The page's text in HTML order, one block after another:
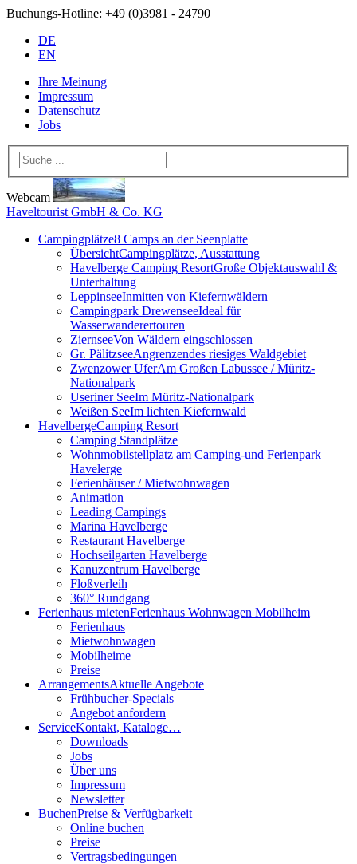
Buchungs-Hotline: +49 (0)3981 - 24790
DE
EN
Ihre Meinung
Impressum
Datenschutz
Jobs
Webcam
Haveltourist GmbH & Co. KG
Campingplätze8 Camps an der Seenplatte
ÜbersichtCampingplätze, Ausstattung
Havelberge Camping ResortGroße Objektauswahl &
Unterhaltung
LeppinseeInmitten von Kiefernwäldern
Campingpark DrewenseeIdeal für
Wasserwanderertouren
ZiernseeVon Wäldern eingschlossen
Gr. PälitzseeAngrenzendes riesiges Waldgebiet
Zwenzower UferAm Großen Labussee / Müritz-
Nationalpark
Useriner SeeIm Müritz-Nationalpark
Weißen SeeIm lichten Kiefernwald
HavelbergeCamping Resort
Camping Standplätze
Wohnmobilstellplatz am Camping-und Ferienpark
Havelerge
Ferienhäuser / Mietwohnwagen
Animation
Leading Campings
Marina Havelberge
Restaurant Havelberge
Hochseilgarten Havelberge
Kanuzentrum Havelberge
Floßverleih
360° Rundgang
Ferienhaus mietenFerienhaus Wohnwagen Mobilheim
Ferienhaus
Mietwohnwagen
Mobilheime
Preise
ArrangementsAktuelle Angebote
Frühbucher-Specials
Angebot anfordern
ServiceKontakt, Kataloge…
Downloads
Jobs
Über uns
Impressum
Newsletter
BuchenPreise & Verfügbarkeit
Online buchen
Preise
Vertragsbedingungen